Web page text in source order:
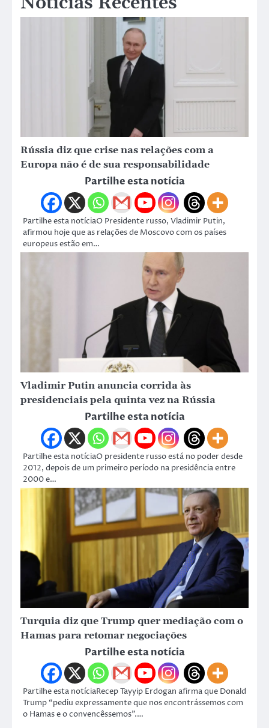
Rússia diz que crise nas relações com a
Europa não é de sua responsabilidade
Partilhe esta notícia
Partilhe esta notíciaO Presidente russo, Vladimir Putin,
afirmou hoje que as relações de Moscovo com os países
europeus estão em…
Vladimir Putin anuncia corrida às
presidenciais pela quinta vez na Rússia
Partilhe esta notícia
Partilhe esta notíciaO presidente russo está no poder desde
2012, depois de um primeiro período na presidência entre
2000 e…
Turquia diz que Trump quer mediação com o
Hamas para retomar negociações
Partilhe esta notícia
Partilhe esta notíciaRecep Tayyip Erdogan afirma que Donald
Trump “pediu expressamente que nos encontrássemos com
o Hamas e o convencêssemos”.…